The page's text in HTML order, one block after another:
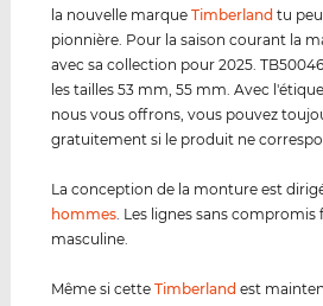
la nouvelle marqueTimberland tu
pionnière. Pour la saison courant la
avec sa collection pour 2025.
les tailles 53 mm, 55 mm. Avec
nous vous offrons, vous pouvez
gratuitement si le produit ne
La conception de la monture est
hommes . Les lignes sans
masculine.
Même si cetteTimberland est